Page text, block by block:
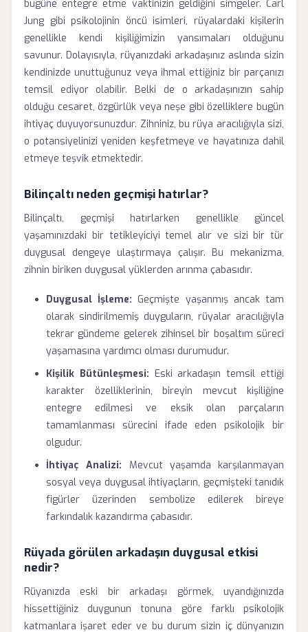
bugüne entegre etme vaktinizin geldiğini simgeler. Carl
Jung gibi psikolojinin öncü isimleri, rüyalardaki kişilerin
genellikle kendi kişiliğimizin yansımaları olduğunu
savunur. Dolayısıyla, rüyanızdaki arkadaşınız aslında sizin
kendinizde unuttuğunuz veya ihmal ettiğiniz bir parçanızı
temsil ediyor olabilir. Belki de o arkadaşınızın sahip
olduğu cesaret, özgürlük veya neşe gibi özelliklere bugün
ihtiyaç duyuyorsunuzdur. Zihniniz, bu rüya aracılığıyla sizi,
o potansiyelinizi yeniden keşfetmeye ve hayatınıza dahil
etmeye teşvik etmektedir.
Bilinçaltı neden geçmişi hatırlar?
Bilinçaltı, geçmişi hatırlarken genellikle güncel
yaşamınızdaki bir tetikleyiciyi temel alır ve sizi bir tür
duygusal dengeye ulaştırmaya çalışır. Bu mekanizma,
zihnin biriken duygusal yüklerden arınma çabasıdır.
Duygusal İşleme: Geçmişte yaşanmış ancak tam
olarak sindirilmemiş duyguların, rüyalar aracılığıyla
tekrar gündeme gelerek zihinsel bir boşaltım süreci
yaşamasına yardımcı olması durumudur.
Kişilik Bütünleşmesi: Eski arkadaşın temsil ettiği
karakter özelliklerinin, bireyin mevcut kişiliğine
entegre edilmesi ve eksik olan parçaların
tamamlanması sürecini ifade eden psikolojik bir
olgudur.
İhtiyaç Analizi: Mevcut yaşamda karşılanmayan
sosyal veya duygusal ihtiyaçların, geçmişteki tanıdık
figürler üzerinden sembolize edilerek bireye
farkındalık kazandırma çabasıdır.
Rüyada görülen arkadaşın duygusal etkisi
nedir?
Rüyanızda eski bir arkadaşı görmek, uyandığınızda
hissettiğiniz duygunun tonuna göre farklı psikolojik
katmanlara işaret eder ve bu durum sizin iç dünyanızın